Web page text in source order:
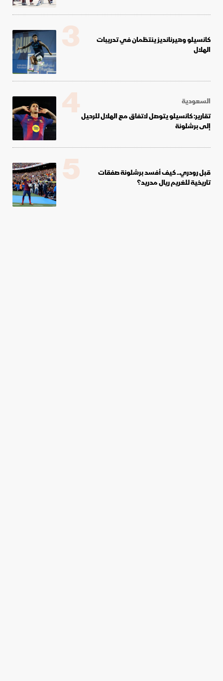
كانسيلو وهيرنانديز ينتظمان في تدريبات
الهلال
3
السعودية
تقارير: كانسيلو يتوصل لاتفاق مع الهلال للرحيل
إلى برشلونة
4
قبل رودري.. كيف أفسد برشلونة صفقات
تاريخية للغريم ريال مدريد؟
5